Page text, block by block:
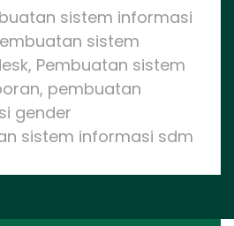
sistem informasi
sistem
Pembuatan sistem
pembuatan
gender
sistem informasi sdm